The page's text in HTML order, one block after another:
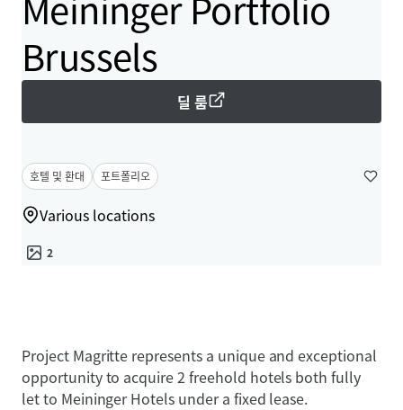
Brussels
딜 룸
호텔 및 환대 포트폴리오
Various locations
2
Project Magritte represents a unique and exceptional
opportunity to acquire 2 freehold hotels both fully
let to Meininger Hotels under a fixed lease.